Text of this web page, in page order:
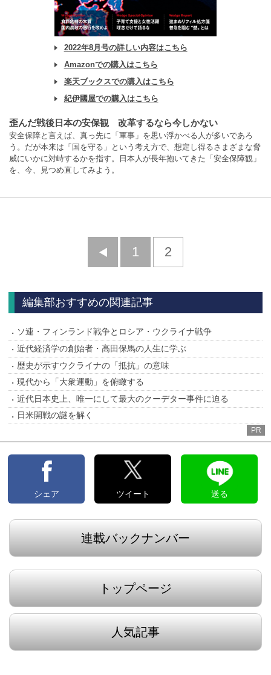
2022年8月号の詳しい内容はこちら
Amazonでの購入はこちら
楽天ブックスでの購入はこちら
紀伊國屋での購入はこちら
歪んだ戦後日本の安保観 改革するなら今しかない
安全保障と言えば、真っ先に「軍事」を思い浮かべる人が多いであろ
う。だが本来は「国を守る」という考え方で、想定し得るさまざまな脅
威にいかに対峙するかを指す。日本人が長年抱いてきた「安全保障観」
を、今、見つめ直してみよう。
前
1 2
編集部おすすめの関連記事
ソ連・フィンランド戦争とロシア・ウクライナ戦争
近代経済学の創始者・高田保馬の人生に学ぶ
歴史が示すウクライナの「抵抗」の意味
現代から「大衆運動」を俯瞰する
近代日本史上、唯一にして最大のクーデター事件に迫る
日米開戦の謎を解く
PR
シェア ツイート 送る
連載バックナンバー
トップページ
人気記事